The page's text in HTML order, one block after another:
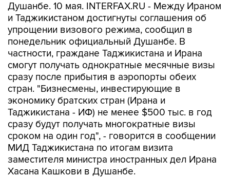
Душанбе. 10 мая. INTERFAX.RU - Между Ираном
и Таджикистаном достигнуты соглашения об
упрощении визового режима, сообщил в
понедельник официальный Душанбе. В
частности, граждане Таджикистана и Ирана
смогут получать однократные месячные визы
сразу после прибытия в аэропорты обеих
стран. "Бизнесмены, инвестирующие в
экономику братских стран (Ирана и
Таджикистана - ИФ) не менее $500 тыс. в год
сразу будут получать многократные визы
сроком на один год", - говорится в сообщении
МИД Таджикистана по итогам визита
заместителя министра иностранных дел Ирана
Хасана Кашкови в Душанбе.